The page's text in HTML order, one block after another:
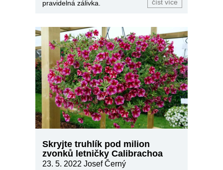
pravidelná zálivka.
číst více
Skryjte truhlík pod milion
zvonků letničky Calibrachoa
23. 5. 2022 Josef Černý